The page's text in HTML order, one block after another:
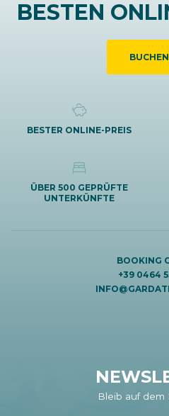
BESTEN
BUCHEN
BESTER ONLINE-PREIS
ÜBER 500 GEPRÜFTE
UNTERKÜNFTE
BOOKING
+39 0464
Bleib auf dem